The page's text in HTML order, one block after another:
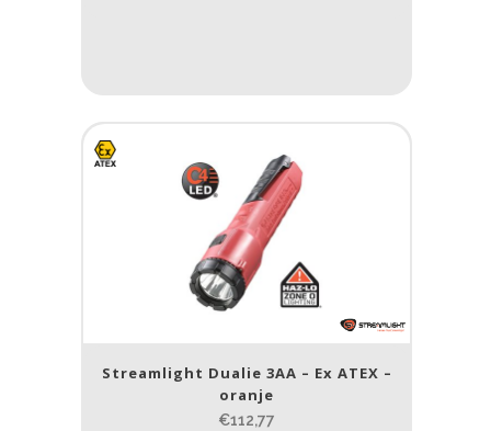
Streamlight Dualie 3AA – Ex ATEX –
oranje
€112,77